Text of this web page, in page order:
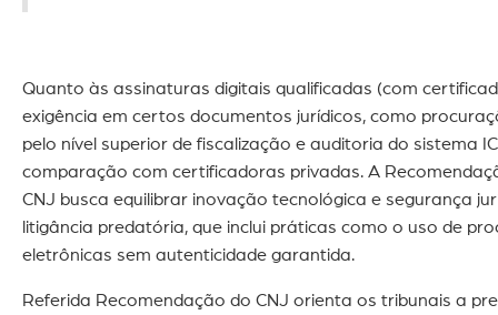
Quanto às assinaturas digitais qualificadas (com
exigência em certos documentos jurídicos, como
pelo nível superior de fiscalização e auditoria do sistema
comparação com certificadoras privadas. A
CNJ busca equilibrar inovação tecnológica e segurança
litigância predatória, que inclui práticas como o uso de
eletrônicas sem autenticidade garantida.
Referida Recomendação do CNJ orienta os tribunais a